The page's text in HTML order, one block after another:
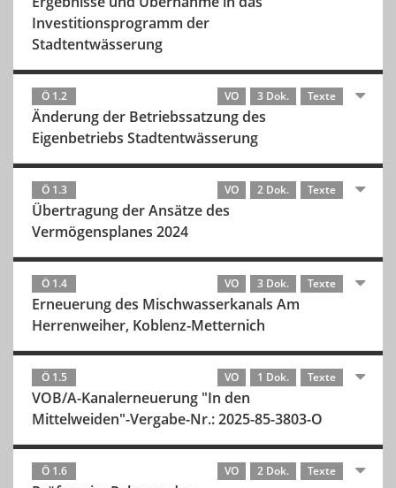
Investitionsprogramm der
Stadtentwässerung
Ö 1.2 VO 3 Dok. Texte
Änderung der Betriebssatzung des
Eigenbetriebs Stadtentwässerung
Ö 1.3 VO 2 Dok. Texte
Übertragung der Ansätze des
Vermögensplanes 2024
Ö 1.4 VO 3 Dok. Texte
Erneuerung des Mischwasserkanals Am
Herrenweiher, Koblenz-Metternich
Ö 1.5 VO 1 Dok. Texte
VOB/A-Kanalerneuerung "In den
Mittelweiden"-Vergabe-Nr.: 2025-85-3803-O
Ö 1.6 VO 2 Dok. Texte